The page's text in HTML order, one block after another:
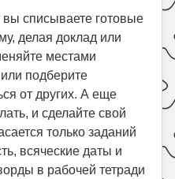
вы списываете готовые
делая доклад или
местами
подберите
от других. А еще
и сделайте свой
только заданий
всяческие даты и
в рабочей тетради